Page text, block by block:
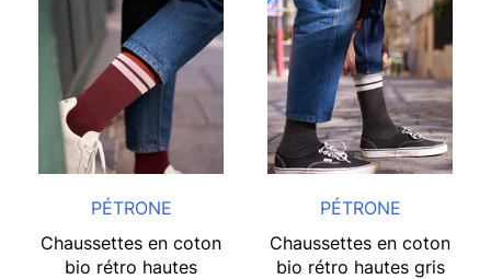
PÉTRONE
Chaussettes en coton
bio rétro hautes
PÉTRONE
Chaussettes en coton
bio rétro hautes gris